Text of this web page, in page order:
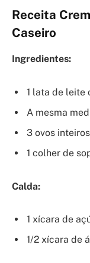
Receita
Caseiro
Ingredientes:
1 lata de leite
A mesma
3 ovos inteiros
1 colher de
Calda:
1 xícara de
1/2 xícara de